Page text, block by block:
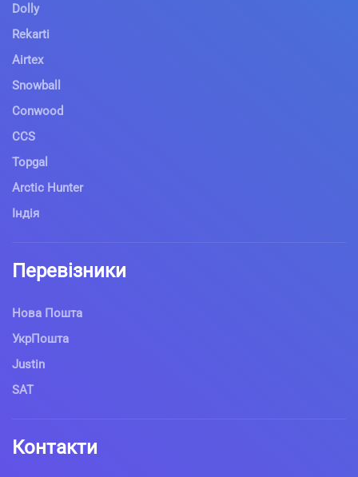
Dolly
Rekarti
Airtex
Snowball
Conwood
CCS
Topgal
Arctic Hunter
Індія
Перевізники
Нова Пошта
УкрПошта
Justin
SAT
Контакти